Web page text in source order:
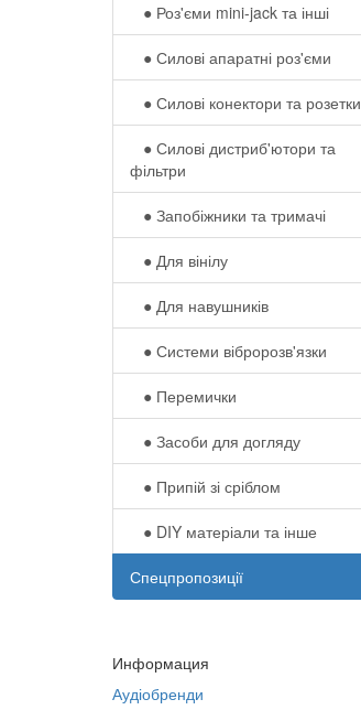
● Роз'єми mini-jack та інші
● Силові апаратні роз'єми
● Силові конектори та розетки
● Силові дистриб'ютори та
фільтри
● Запобіжники та тримачі
● Для вінілу
● Для навушників‎
● Системи вібророзв'язки
● Перемички
● Засоби для догляду
● Припій зі сріблом
● DIY матеріали та інше
Спецпропозиції
Информация
Аудіобренди